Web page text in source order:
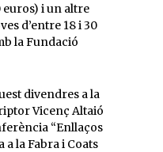
euros) i un altre
d’entre 18 i 30
la Fundació
divendres a la
Vicenç Altaió
“Enllaços
a la Fabra i Coats